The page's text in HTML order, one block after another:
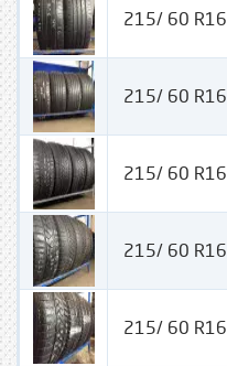
215/ 60 R16
215/ 60 R16
215/ 60 R16
215/ 60 R16
215/ 60 R16